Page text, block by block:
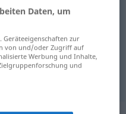
Autorität
Daten, um
Geräteeigenschaften zur
von und/oder Zugriff auf
Werbung und Inhalte,
und